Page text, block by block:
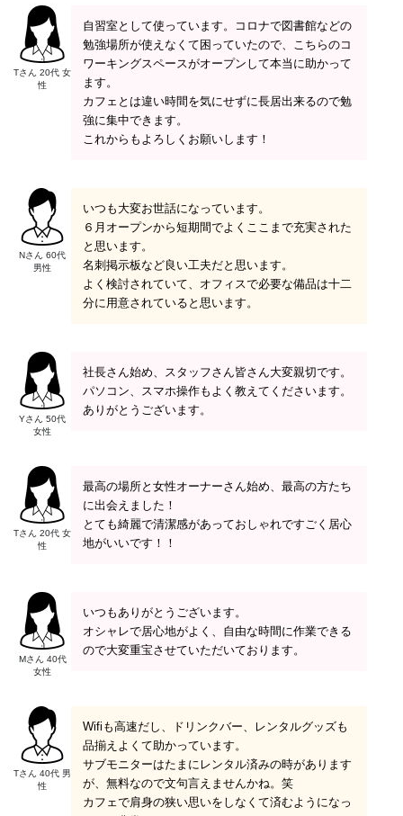
Tさん 20代 女
性
自習室として使っています。コロナで図書館などの
勉強場所が使えなくて困っていたので、こちらのコ
ワーキングスペースがオープンして本当に助かって
ます。
カフェとは違い時間を気にせずに長居出来るので勉
強に集中できます。
これからもよろしくお願いします！
Nさん 60代
男性
いつも大変お世話になっています。
６月オープンから短期間でよくここまで充実された
と思います。
名刺掲示板など良い工夫だと思います。
よく検討されていて、オフィスで必要な備品は十二
分に用意されていると思います。
Yさん 50代
女性
社長さん始め、スタッフさん皆さん大変親切です。
パソコン、スマホ操作もよく教えてくださいます。
ありがとうございます。
Tさん 20代 女
性
最高の場所と女性オーナーさん始め、最高の方たち
に出会えました！
とても綺麗で清潔感があっておしゃれですごく居心
地がいいです！！
Mさん 40代
女性
いつもありがとうございます。
オシャレで居心地がよく、自由な時間に作業できる
ので大変重宝させていただいております。
Tさん 40代 男
性
Wifiも高速だし、ドリンクバー、レンタルグッズも
品揃えよくて助かっています。
サブモニターはたまにレンタル済みの時があります
が、無料なので文句言えませんかね。笑
カフェで肩身の狭い思いをしなくて済むようになっ